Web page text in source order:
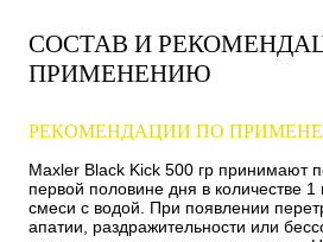
СОСТАВ И
ПРИМЕНЕНИЮ
РЕКОМЕНДАЦИИ ПО
Maxler Black Kick 500 гр принимают
первой половине дня в количестве
смеси с водой. При появлении
апатии, раздражительности или